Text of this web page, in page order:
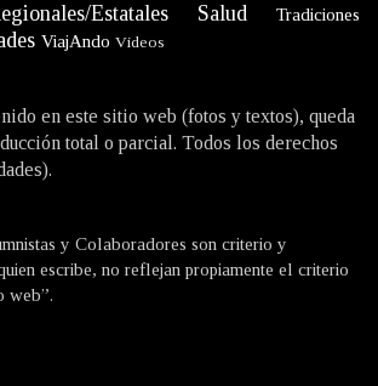
Estatales Salud Tradiciones
ViajAndo Videos
en este sitio web (fotos y textos), queda
total o parcial. Todos los derechos
y Colaboradores son criterio y
escribe, no reflejan propiamente el criterio
web”.